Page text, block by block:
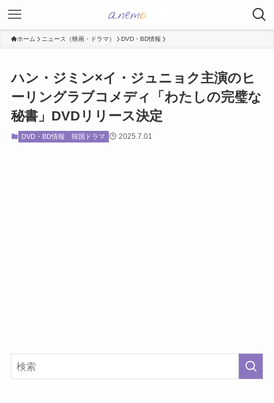
ホーム ニュース（映画・ドラマ） DVD・BD情報
ハン・ジミン×イ・ジュニョク主演のヒ
ーリングラブコメディ「わたしの完璧な
秘書」DVDリリース決定
DVD・BD情報 韓国ドラマ 2025.7.01